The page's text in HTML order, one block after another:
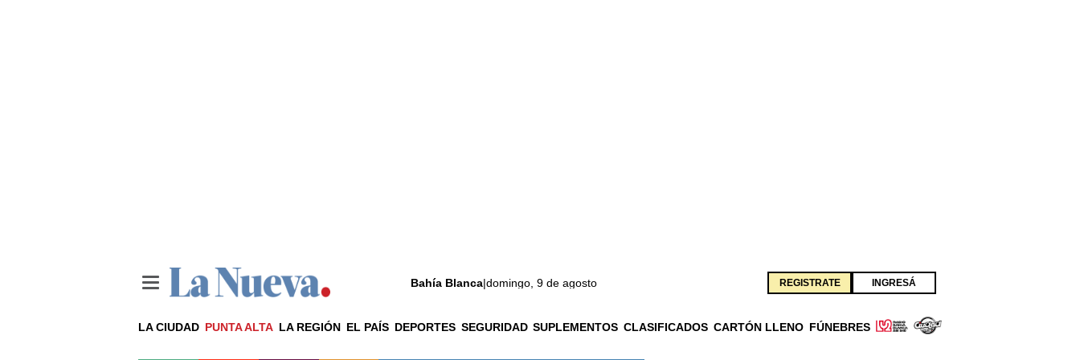
Bahía Blanca|domingo, 9 de agosto REGISTRATE INGRESÁ
LA CIUDAD PUNTA ALTA LA REGIÓN EL PAÍS DEPORTES SEGURIDAD SUPLEMENTOS CLASIFICADOS CARTÓN LLENO FÚNEBRES